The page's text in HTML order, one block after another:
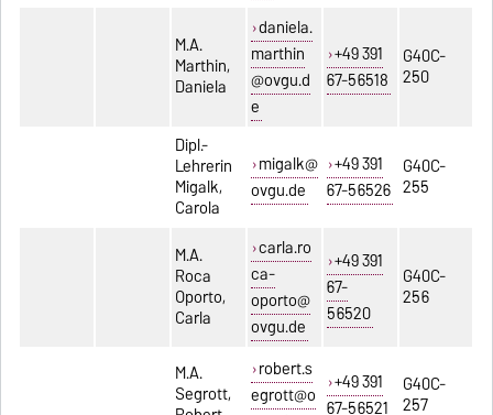
M.A.
Marthin,
Daniela
daniela.
marthin
@ovgu.d
e
+49 391
67-56518
G40C-
250
Dipl.-
Lehrerin
Migalk,
Carola
migalk@
ovgu.de
+49 391
67-56526
G40C-
255
M.A.
Roca
Oporto,
Carla
carla.ro
ca-
oporto@
ovgu.de
+49 391
67-
56520
G40C-
256
M.A.
Segrott,
robert.s
egrott@o
+49 391
67-56521
G40C-
257